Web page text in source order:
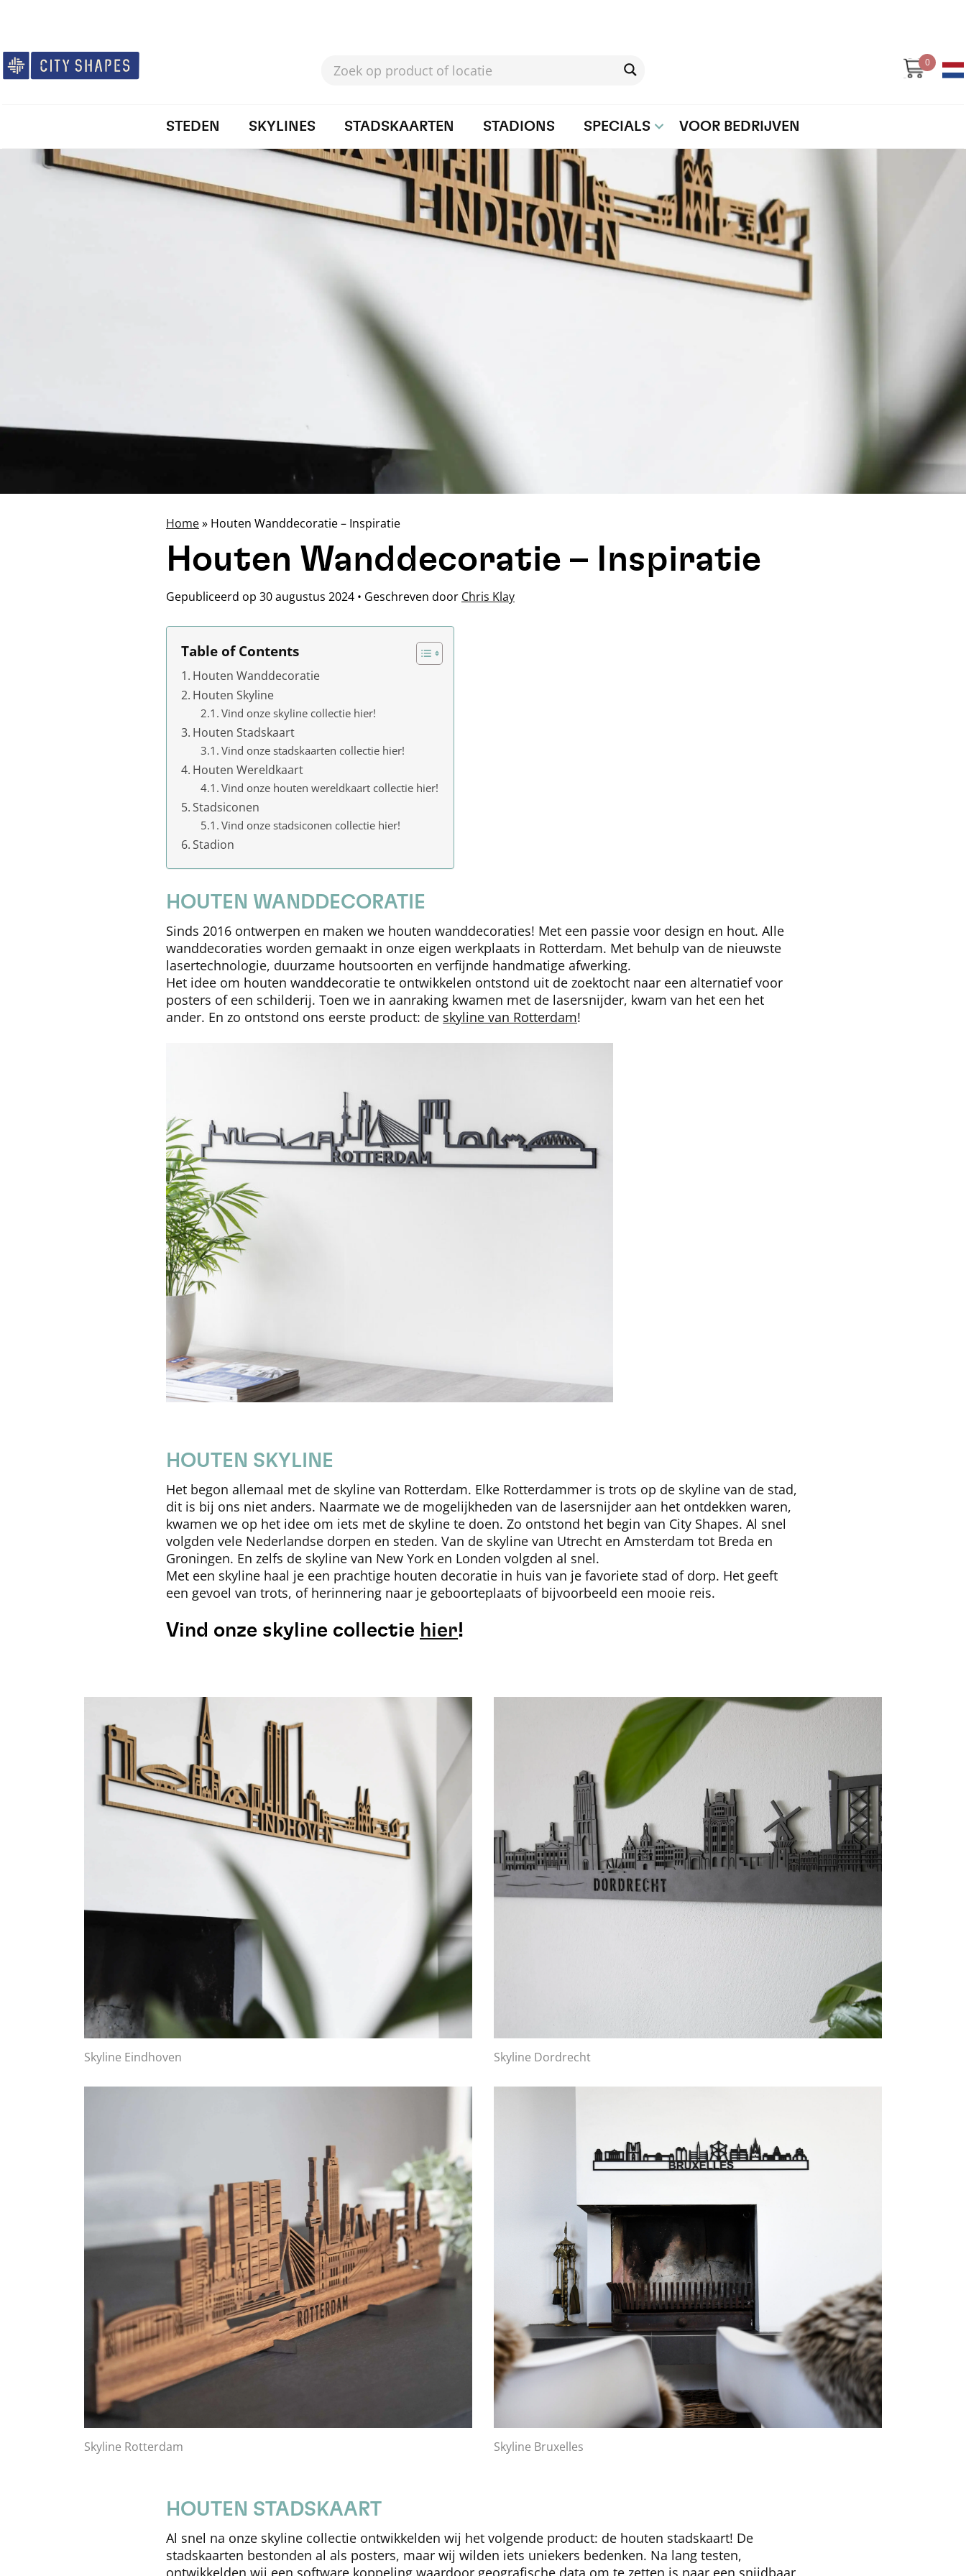
0
STEDEN SKYLINES STADSKAARTEN STADIONS SPECIALS VOOR BEDRIJVEN
Home» Houten Wanddecoratie – Inspiratie
Houten Wanddecoratie – Inspiratie
Gepubliceerd op 30 augustus 2024 • Geschreven door Chris Klay
Table of Contents
Houten Wanddecoratie
Houten Skyline
Vind onze skyline collectie hier!
Houten Stadskaart
Vind onze stadskaarten collectie hier!
Houten Wereldkaart
Vind onze houten wereldkaart collectie hier!
Stadsiconen
Vind onze stadsiconen collectie hier!
Stadion
HOUTEN WANDDECORATIE
Sinds 2016 ontwerpen en maken we houten wanddecoraties! Met een passie voor design en hout. Alle
wanddecoraties worden gemaakt in onze eigen werkplaats in Rotterdam. Met behulp van de nieuwste
lasertechnologie, duurzame houtsoorten en verfijnde handmatige afwerking.
Het idee om houten wanddecoratie te ontwikkelen ontstond uit de zoektocht naar een alternatief voor
posters of een schilderij. Toen we in aanraking kwamen met de lasersnijder, kwam van het een het
ander. En zo ontstond ons eerste product: de skyline van Rotterdam!
HOUTEN SKYLINE
Het begon allemaal met de skyline van Rotterdam. Elke Rotterdammer is trots op de skyline van de stad,
dit is bij ons niet anders. Naarmate we de mogelijkheden van de lasersnijder aan het ontdekken waren,
kwamen we op het idee om iets met de skyline te doen. Zo ontstond het begin van City Shapes. Al snel
volgden vele Nederlandse dorpen en steden. Van de skyline van Utrecht en Amsterdam tot Breda en
Groningen. En zelfs de skyline van New York en Londen volgden al snel.
Met een skyline haal je een prachtige houten decoratie in huis van je favoriete stad of dorp. Het geeft
een gevoel van trots, of herinnering naar je geboorteplaats of bijvoorbeeld een mooie reis.
Vind onze skyline collectie hier!
Skyline Eindhoven Skyline Dordrecht
Skyline Rotterdam Skyline Bruxelles
HOUTEN STADSKAART
Al snel na onze skyline collectie ontwikkelden wij het volgende product: de houten stadskaart! De
stadskaarten bestonden al als posters, maar wij wilden iets uniekers bedenken. Na lang testen,
ontwikkelden wij een software koppeling waardoor geografische data om te zetten is naar een snijdbaar